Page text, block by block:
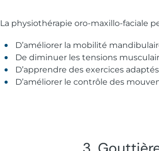
La physiothérapie oro-maxillo-faciale
D’améliorer la mobilité
De diminuer les tensions
D’apprendre des exercices
D’améliorer le contrôle des